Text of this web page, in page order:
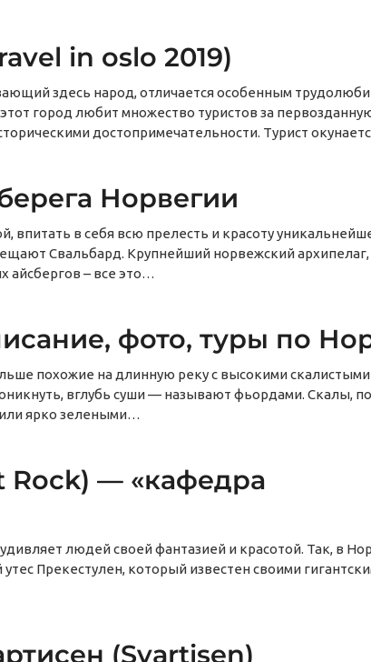
in oslo 2019)
здесь народ, отличается особенным
город любит множество туристов за
достопримечательности. Турист
Норвегии
впитать в себя всю прелесть и красоту
Свальбард. Крупнейший норвежский архипелаг,
айсбергов – все это…
фото, туры по
похожие на длинную реку с высокими
вглубь суши — называют фьордами. Скалы,
ярко зелеными…
Rock) — «кафедра
людей своей фантазией и красотой. Так, в
Прекестулен, который известен своими
(Svartisen)